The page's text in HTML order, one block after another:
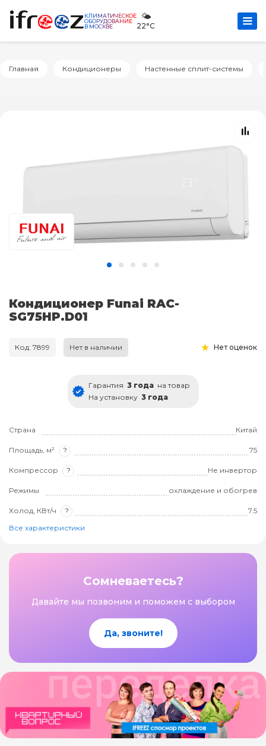
КЛИМАТИЧЕСКОЕ
ОБОРУДОВАНИЕ
В МОСКВЕ
🌤️
22°C
Главная Кондиционеры Настенные сплит-системы
Кондиционер Funai RAC-
SG75HP.D01
Код: 7899 Нет в наличии Нет оценок
Гарантия 3 года на товар
На установку 3 года
Страна Китай
Площадь, м² ? 75
Компрессор ? Не инвертор
Режимы охлаждение и обогрев
Холод, КВт/ч ?
7.5
Все характеристики
Сомневаетесь?
Давайте мы позвоним и поможем с выбором
Да, звоните!